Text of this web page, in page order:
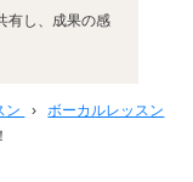
有し、成果の感
ン ›
ボーカルレッスン